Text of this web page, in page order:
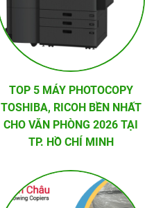
TOP 5 MÁY PHOTOCOPY
TOSHIBA, RICOH BỀN NHẤT
CHO VĂN PHÒNG 2026 TẠI
TP. HỒ CHÍ MINH